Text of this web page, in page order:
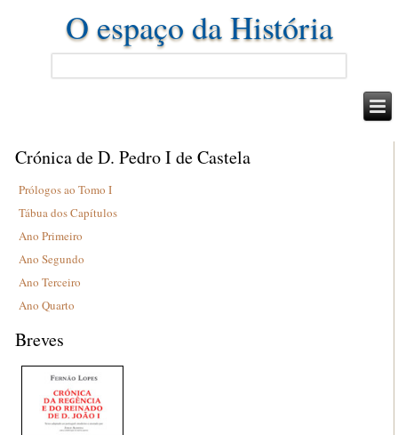
O espaço da História
Crónica de D. Pedro I de Castela
Prólogos ao Tomo I
Tábua dos Capítulos
Ano Primeiro
Ano Segundo
Ano Terceiro
Ano Quarto
Breves